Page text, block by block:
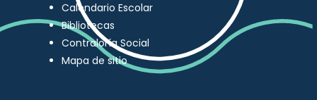
Calendario Escolar
Bibliotecas
Contraloría Social
Mapa de sitio